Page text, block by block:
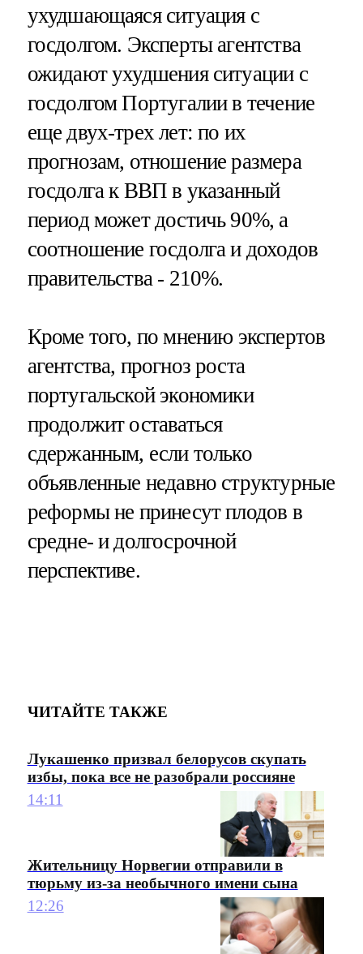
ухудшающаяся ситуация с
госдолгом. Эксперты агентства
ожидают ухудшения ситуации с
госдолгом Португалии в течение
еще двух-трех лет: по их
прогнозам, отношение размера
госдолга к ВВП в указанный
период может достичь 90%, а
соотношение госдолга и доходов
правительства - 210%.
Кроме того, по мнению экспертов
агентства, прогноз роста
португальской экономики
продолжит оставаться
сдержанным, если только
объявленные недавно структурные
реформы не принесут плодов в
средне- и долгосрочной
перспективе.
ЧИТАЙТЕ ТАКЖЕ
Лукашенко призвал белорусов скупать
избы, пока все не разобрали россияне
14:11
Жительницу Норвегии отправили в
тюрьму из-за необычного имени сына
12:26